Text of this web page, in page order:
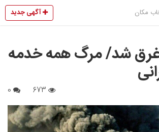
مکان آگهی جدید
شد/ مرگ همه خدمه